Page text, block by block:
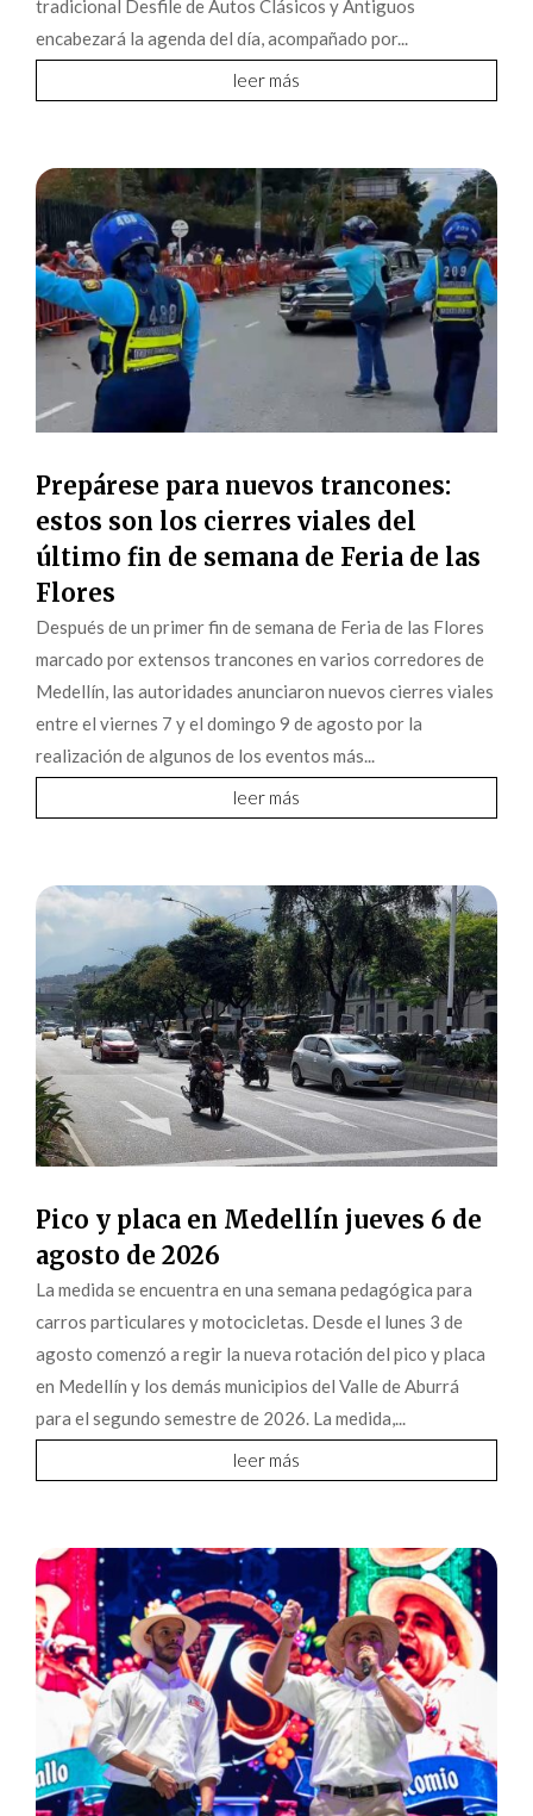
tradicional Desfile de Autos Clásicos y Antiguos
encabezará la agenda del día, acompañado por...
leer más
Prepárese para nuevos trancones:
estos son los cierres viales del
último fin de semana de Feria de las
Flores
Después de un primer fin de semana de Feria de las Flores
marcado por extensos trancones en varios corredores de
Medellín, las autoridades anunciaron nuevos cierres viales
entre el viernes 7 y el domingo 9 de agosto por la
realización de algunos de los eventos más...
leer más
Pico y placa en Medellín jueves 6 de
agosto de 2026
La medida se encuentra en una semana pedagógica para
carros particulares y motocicletas. Desde el lunes 3 de
agosto comenzó a regir la nueva rotación del pico y placa
en Medellín y los demás municipios del Valle de Aburrá
para el segundo semestre de 2026. La medida,...
leer más